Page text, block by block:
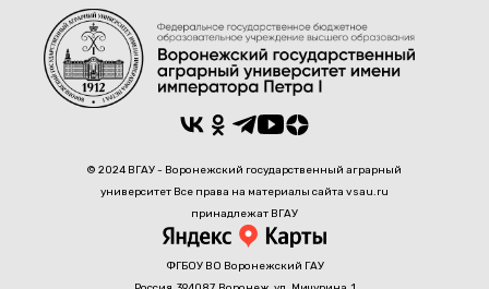
© 2024 ВГАУ - Воронежский государственный аграрный
университет Все права на материалы сайта vsau.ru
принадлежат ВГАУ
ФГБОУ ВО Воронежский ГАУ